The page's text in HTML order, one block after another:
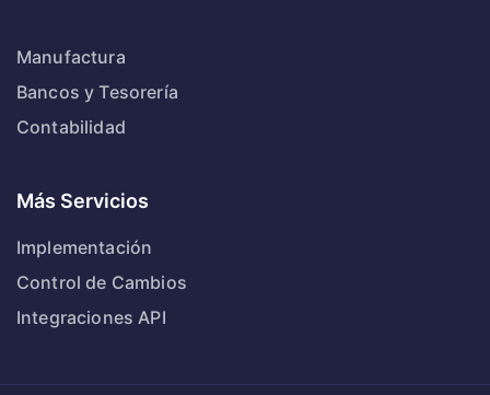
Manufactura
Bancos y Tesorería
Contabilidad
Más Servicios
Implementación
Control de Cambios
Integraciones API